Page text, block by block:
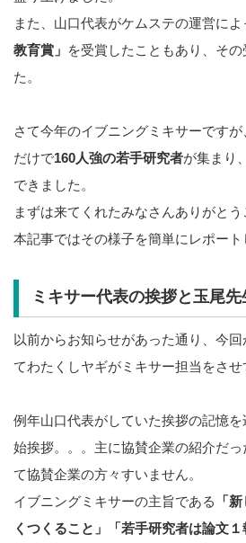
また、山口代表がケムステの運営によ
教育賞」 を受賞したこともあり、そ
た。
さて今年のイブニングミキサーです
だけで160人強の若手研究者が集まり
できました。
まずは来てくれたみなさんありがとう
本記事ではその様子を簡単にレポート
ミキサー代表の挨拶と玉尾
以前からお知らせがあった通り、今
てわたくしヤギがミキサー担当をさせ
例年山口代表がしていた挨拶の記憶
始挨拶。。。主に協賛企業の紹介だ
て協賛企業の方々すいません。
イブニングミキサーの主旨である
「
くつくること」「若手研究者は論文１